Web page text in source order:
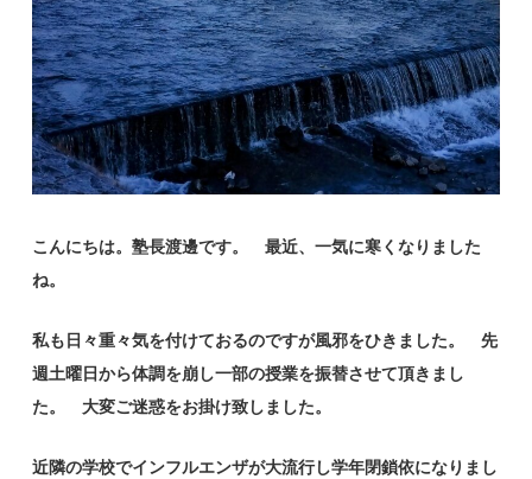
こんにちは。塾長渡邊です。 最近、一気に寒くなりました
ね。
私も日々重々気を付けておるのですが風邪をひきました。 先
週土曜日から体調を崩し一部の授業を振替させて頂きまし
た。 大変ご迷惑をお掛け致しました。
近隣の学校でインフルエンザが大流行し学年閉鎖依になりまし